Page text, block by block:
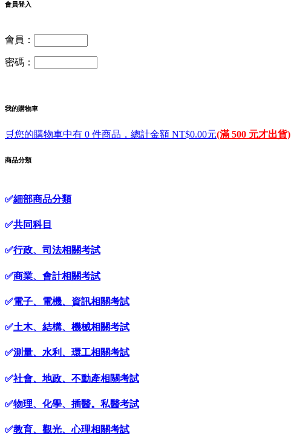
會員登入
會員：
密碼：
我的購物車
🛒您的購物車中有 0 件商品，總計金額 NT$0.00元(滿 500 元才出貨)
商品分類
✅細部商品分類
✅共同科目
✅行政、司法相關考試
✅商業、會計相關考試
✅電子、電機、資訊相關考試
✅土木、結構、機械相關考試
✅測量、水利、環工相關考試
✅社會、地政、不動產相關考試
✅物理、化學、插醫。私醫考試
✅教育、觀光、心理相關考試